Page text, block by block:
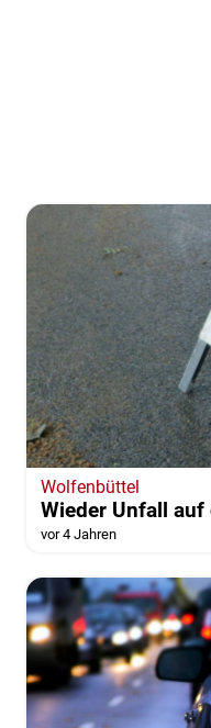
Wolfenbüttel
Wieder Unfall auf
vor 4 Jahren